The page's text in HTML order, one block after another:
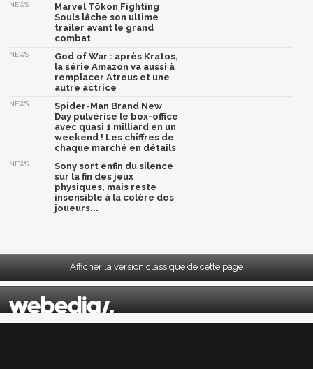
NEWS
Marvel Tōkon Fighting
Souls lâche son ultime
trailer avant le grand
combat
NEWS
God of War : après Kratos,
la série Amazon va aussi à
remplacer Atreus et une
autre actrice
NEWS
Spider-Man Brand New
Day pulvérise le box-office
avec quasi 1 milliard en un
weekend ! Les chiffres de
chaque marché en détails
NEWS
Sony sort enfin du silence
sur la fin des jeux
physiques, mais reste
insensible à la colère des
joueurs...
Afficher la version classique de cette page